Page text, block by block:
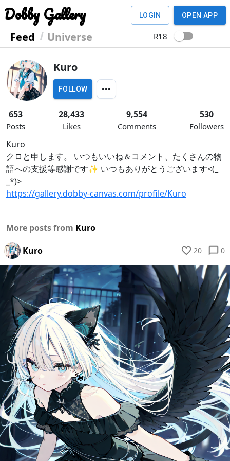
Dobby Gallery
Feed Universe
LOGIN OPEN APP
R18
Kuro
FOLLOW
653
Posts
28,433
Likes
9,554
Comments
530
Followers
Kuro
クロと申します。 いつもいいね＆コメント、たくさんの物
語への支援等感謝です✨ いつもありがとうございます<(_
_*)>
https://gallery.dobby-canvas.com/profile/Kuro
More posts from Kuro
Kuro
20 0